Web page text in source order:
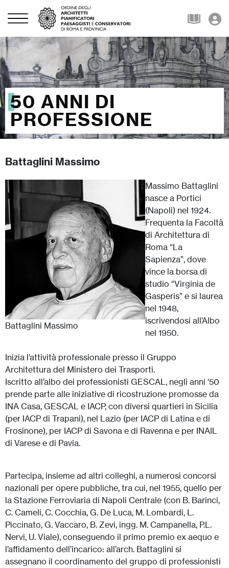
50 ANNI DI
PROFESSIONE
Battaglini Massimo
Battaglini Massimo
Massimo Battaglini
nasce a Portici
(Napoli) nel 1924.
Frequenta la Facoltà
di Architettura di
Roma “La
Sapienza”, dove
vince la borsa di
studio “Virginia de
Gasperis” e si laurea
nel 1948,
iscrivendosi all’Albo
nel 1950.
Inizia l’attività professionale presso il Gruppo
Architettura del Ministero dei Trasporti.
Iscritto all’albo dei professionisti GESCAL, negli anni ‘50
prende parte alle iniziative di ricostruzione promosse da
INA Casa, GESCAL e IACP, con diversi quartieri in Sicilia
(per IACP di Trapani), nel Lazio (per IACP di Latina e di
Frosinone), per IACP di Savona e di Ravenna e per INAIL
di Varese e di Pavia.
Partecipa, insieme ad altri colleghi, a numerosi concorsi
nazionali per opere pubbliche, tra cui, nel 1955, quello per
la Stazione Ferroviaria di Napoli Centrale (con B. Barinci,
C. Cameli, C. Cocchia, G. De Luca, M. Lombardi, L.
Piccinato, G. Vaccaro, B. Zevi, ingg. M. Campanella, P.L.
Nervi, U. Viale), conseguendo il primo premio ex aequo e
l’affidamento dell’incarico: all’arch. Battaglini si
assegnano il coordinamento del gruppo di professionisti